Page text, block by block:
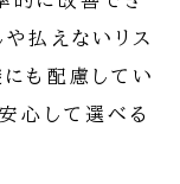
払えないリス
も配慮してい
心して選べる